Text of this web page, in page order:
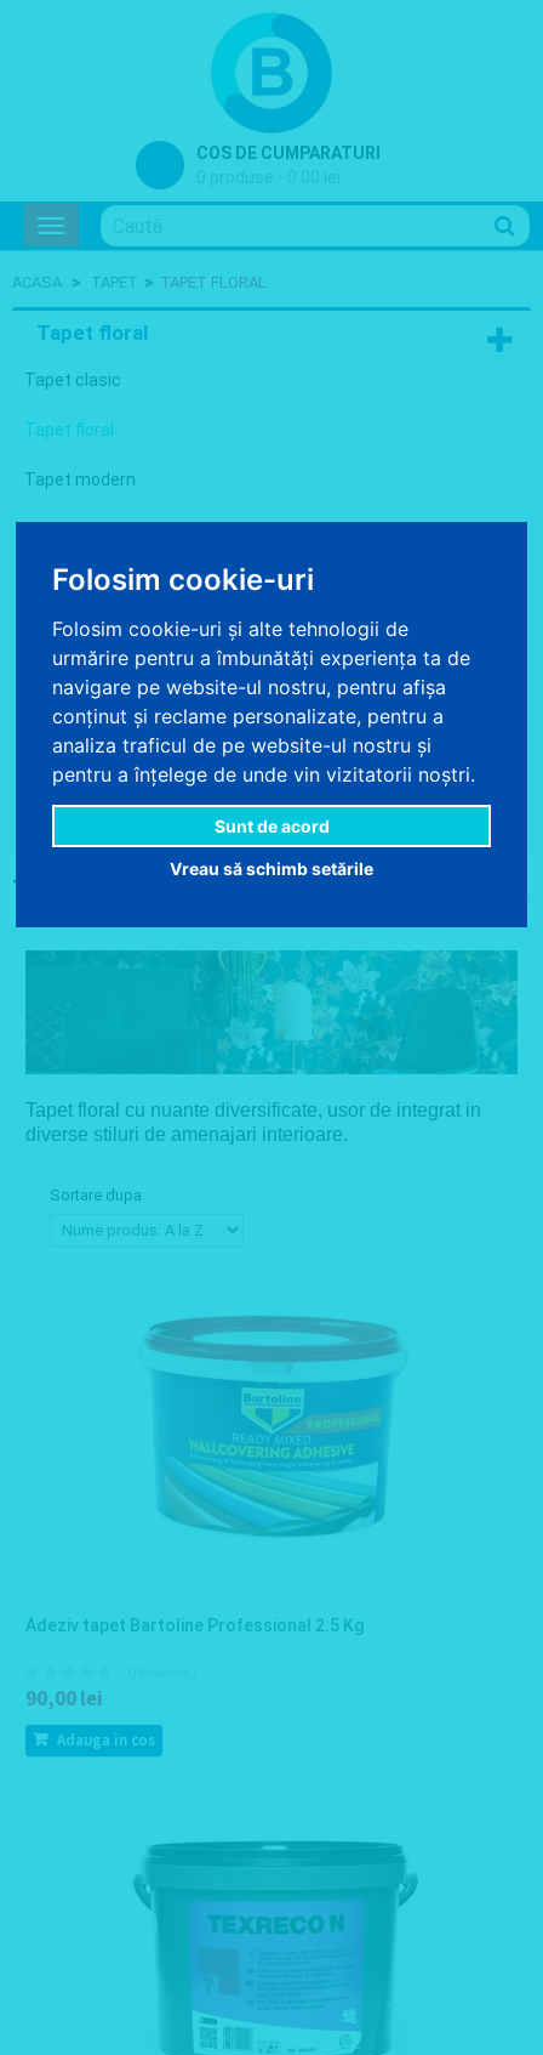
Folosim cookie-uri
Folosim cookie-uri și alte tehnologii de
urmărire pentru a îmbunătăți experiența ta de
navigare pe website-ul nostru, pentru afișa
conținut și reclame personalizate, pentru a
analiza traficul de pe website-ul nostru și
pentru a înțelege de unde vin vizitatorii noștri.
Sunt de acord
Vreau să schimb setările
COS DE CUMPARATURI
Toggle
navigation
ACASA > TAPET > TAPET FLORAL
Tapet floral
Tapet clasic
Tapet floral
Tapet modern
Tapet caramida
Tapet piatra
Tapet beton
Tapet colorat
Tapet copii
Tapet floral Exista 175 produse.
Tapet floral cu nuante diversificate, usor de integrat in
diverse stiluri de amenajari interioare.
Sortare dupa
Adeziv tapet Bartoline Professional 2.5 Kg
90,00 lei
Adauga in cos